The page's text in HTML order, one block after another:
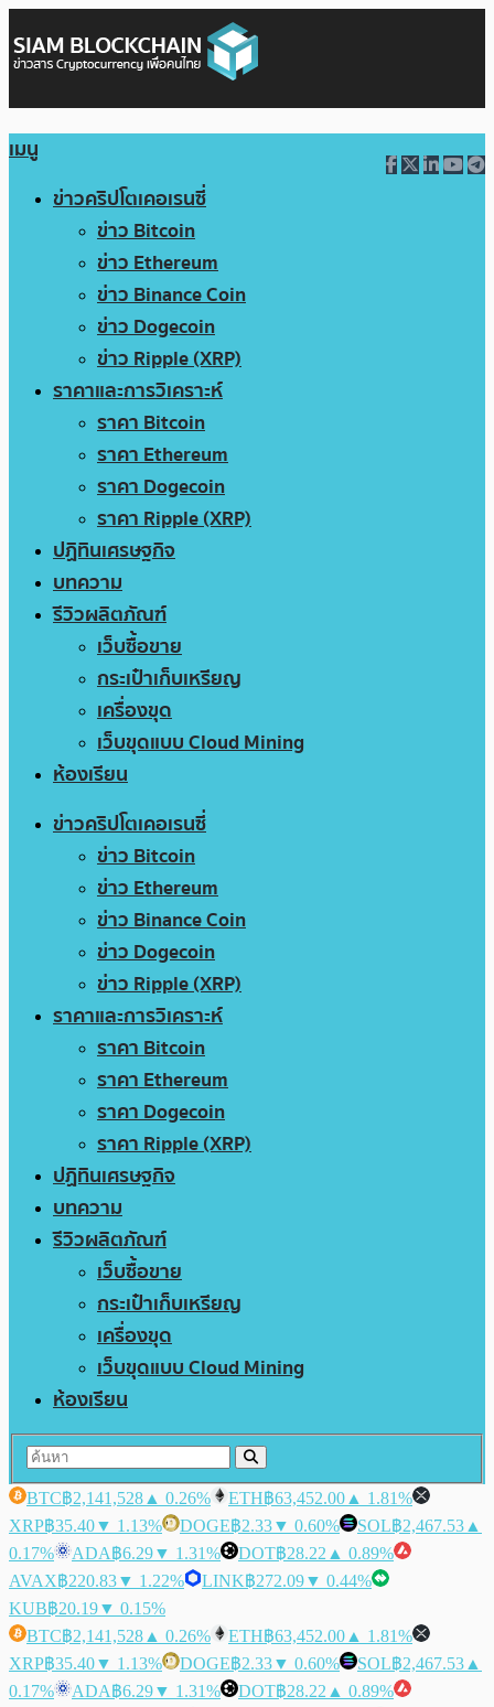
เมนู
ข่าวคริปโตเคอเรนซี่
ข่าว Bitcoin
ข่าว Ethereum
ข่าว Binance Coin
ข่าว Dogecoin
ข่าว Ripple (XRP)
ราคาและการวิเคราะห์
ราคา Bitcoin
ราคา Ethereum
ราคา Dogecoin
ราคา Ripple (XRP)
ปฏิทินเศรษฐกิจ
บทความ
รีวิวผลิตภัณฑ์
เว็บซื้อขาย
กระเป๋าเก็บเหรียญ
เครื่องขุด
เว็บขุดแบบ Cloud Mining
ห้องเรียน
ข่าวคริปโตเคอเรนซี่
ข่าว Bitcoin
ข่าว Ethereum
ข่าว Binance Coin
ข่าว Dogecoin
ข่าว Ripple (XRP)
ราคาและการวิเคราะห์
ราคา Bitcoin
ราคา Ethereum
ราคา Dogecoin
ราคา Ripple (XRP)
ปฏิทินเศรษฐกิจ
บทความ
รีวิวผลิตภัณฑ์
เว็บซื้อขาย
กระเป๋าเก็บเหรียญ
เครื่องขุด
เว็บขุดแบบ Cloud Mining
ห้องเรียน
BTC฿2,141,528 ▲ 0.26% ETH฿63,452.00 ▲ 1.81%
XRP฿35.40▼ 1.13% DOGE฿2.33▼ 0.60% SOL฿2,467.53 ▲
0.17%
ADA฿6.29▼ 1.31% DOT฿28.22 ▲ 0.89%
AVAX฿220.83▼ 1.22% LINK฿272.09▼ 0.44%
KUB฿20.19▼ 0.15%
BTC฿2,141,528 ▲ 0.26% ETH฿63,452.00 ▲ 1.81%
XRP฿35.40▼ 1.13% DOGE฿2.33▼ 0.60% SOL฿2,467.53 ▲
0.17%
ADA฿6.29▼ 1.31% DOT฿28.22 ▲ 0.89%